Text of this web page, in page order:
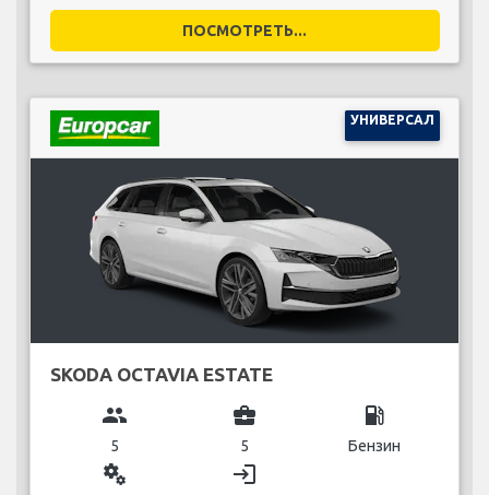
ПОСМОТРЕТЬ...
УНИВЕРСАЛ
SKODA OCTAVIA ESTATE
group
5
business_center
5
local_gas_station
Бензин
miscellaneous_services login